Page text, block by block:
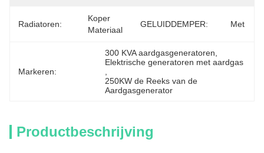
Radiatoren:
Koper
Materiaal
GELUIDDEMPER: Met
Markeren:
300 KVA aardgasgeneratoren
Elektrische generatoren met aardgas
250KW de Reeks van de
Aardgasgenerator
Productbeschrijving